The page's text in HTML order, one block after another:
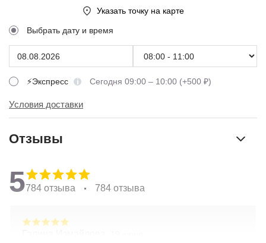
Указать точку на карте
Выбрать дату и время
⚡Экспресс Сегодня 09:00 – 10:00 (+500 ₽)
Условия доставки
Отзывы
5784 отзыва 784 отзыва